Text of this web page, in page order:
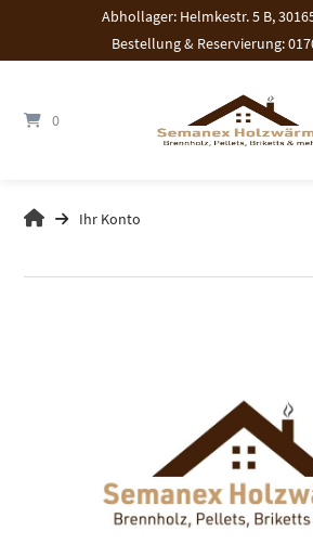
Abhollager: Helmkestr. 5 B,
Bestellung & Reservierung:
0
Ihr Konto